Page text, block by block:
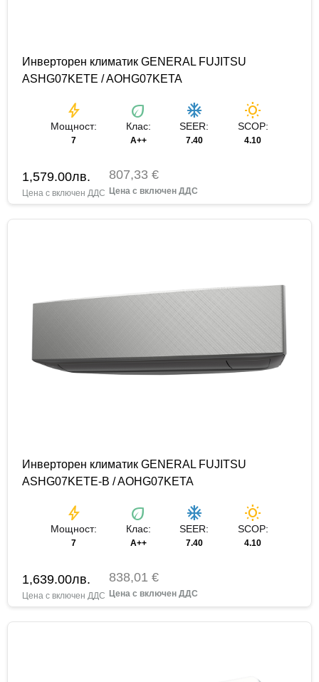
Инверторен климатик GENERAL FUJITSU
ASHG07KETE / AOHG07KETA
bolt
Мощност:
7
eco
Клас:
A++
ac_unit
SEER:
7.40
wb_sunny
SCOP:
4.10
1,579.00лв. 807,33 €
Инверторен климатик GENERAL FUJITSU
ASHG07KETE-B / AOHG07KETA
bolt
Мощност:
7
eco
Клас:
A++
ac_unit
SEER:
7.40
wb_sunny
SCOP:
4.10
1,639.00лв. 838,01 €